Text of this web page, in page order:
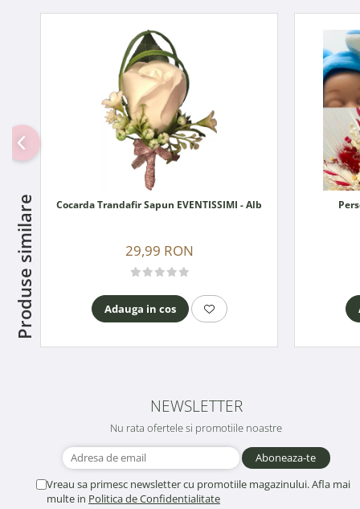
Produse similare Cocarda Trandafir Sapun EVENTISSIMI - Alb
29,99 RON
Adauga in cos
NEWSLETTER
Nu rata ofertele si promotiile noastre
Vreau sa primesc newsletter cu promotiile magazinului. Afla mai
multe in Politica de Confidentialitate